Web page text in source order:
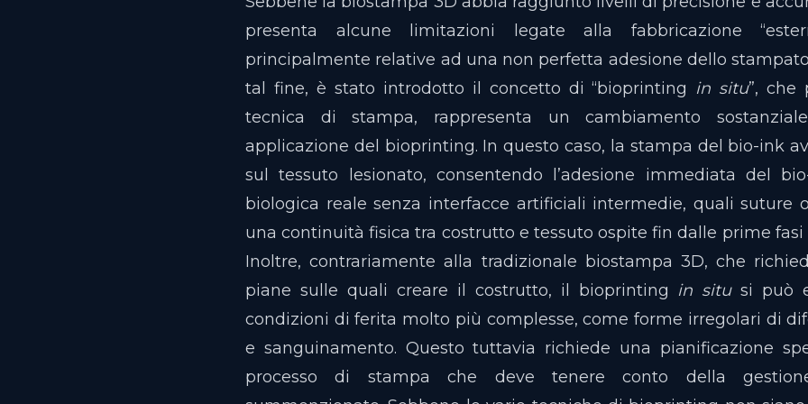
presenta alcune limitazioni legate alla fabbricazione
principalmente relative ad una non perfetta adesione dello
tal fine, è stato introdotto il concetto di “bioprinting in situ”, che
tecnica di stampa, rappresenta un cambiamento
applicazione del bioprinting. In questo caso, la stampa del bio-ink
sul tessuto lesionato, consentendo l’adesione immediata del
biologica reale senza interfacce artificiali intermedie, quali suture
una continuità fisica tra costrutto e tessuto ospite fin dalle prime fasi
Inoltre, contrariamente alla tradizionale biostampa 3D, che
piane sulle quali creare il costrutto, il bioprinting in situsi può
condizioni di ferita molto più complesse, come forme irregolari di
e sanguinamento. Questo tuttavia richiede una pianificazione
processo di stampa che deve tenere conto della